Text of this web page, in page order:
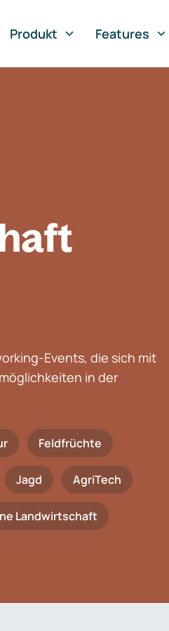
Produkt
Features
Events, die sich mit
in der
Feldfrüchte
Jagd AgriTech
Landwirtschaft